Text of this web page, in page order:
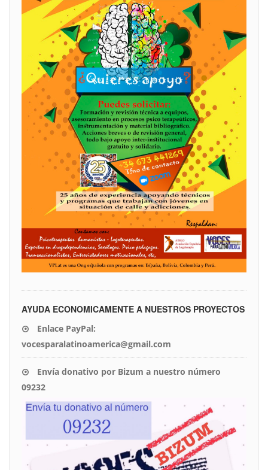
AYUDA ECONOMICAMENTE A NUESTROS PROYECTOS
Enlace PayPal:
vocesparalatinoamerica@gmail.com
Envía donativo por Bizum a nuestro número
09232